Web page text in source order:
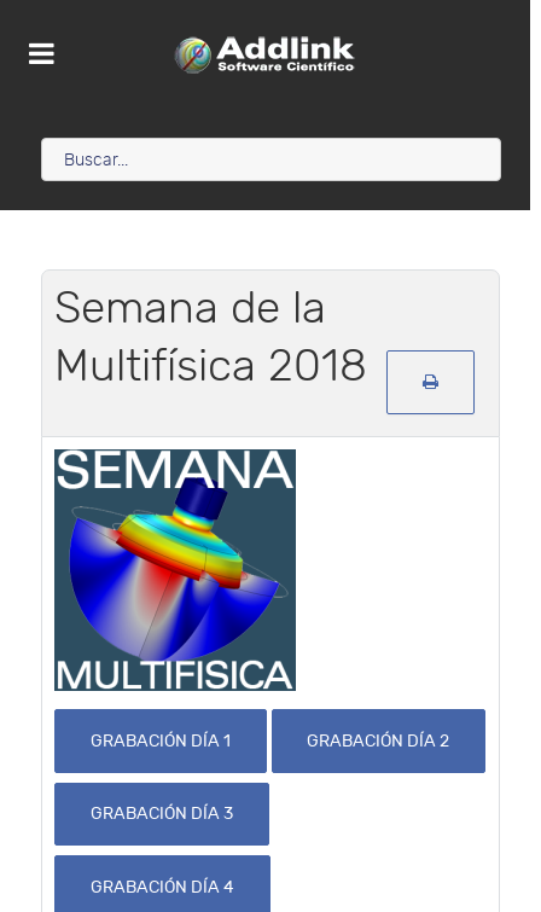
Semana de la
Multifísica 2018
GRABACIÓN DÍA 1 GRABACIÓN DÍA 2
GRABACIÓN DÍA 3
GRABACIÓN DÍA 4